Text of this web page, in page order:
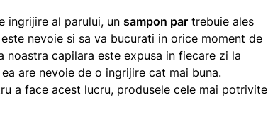
ingrijire al parului, un sampon par trebuie ales
nevoie si sa va bucurati in orice moment de
capilara este expusa in fiecare zi la
are nevoie de o ingrijire cat mai buna.
a face acest lucru, produsele cele mai potrivite